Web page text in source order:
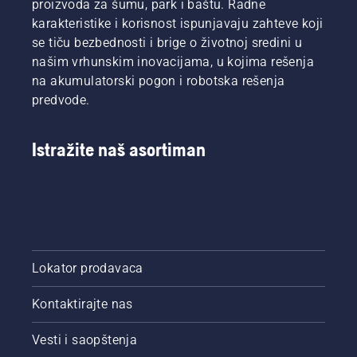
kratkom
videu da
biste
saznali
kako da
podmazivanje
nivo ulja.
Pokrenite
testeru,
uverite
kočnica
lanca
prikazana
u ovom
videu.
proizvoda za šumu, park i baštu. Radne
karakteristike i korisnost ispunjavaju zahteve koji
se tiču bezbednosti i brige o životnoj sredini u
našim vrhunskim inovacijama, u kojima rešenja
na akumulatorski pogon i robotska rešenja
predvode.
Istražite naš asortiman
Lokator prodavaca
Kontaktirajte nas
Vesti i saopštenja